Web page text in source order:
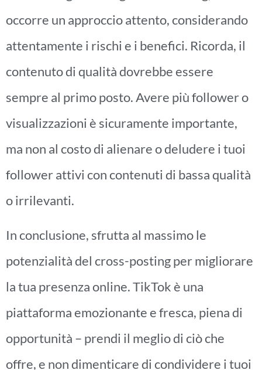
occorre un approccio attento, considerando
attentamente i rischi e i benefici. Ricorda, il
contenuto di qualità dovrebbe essere
sempre al primo posto. Avere più follower o
visualizzazioni è sicuramente importante,
ma non al costo di alienare o deludere i tuoi
follower attivi con contenuti di bassa qualità
o irrilevanti.
In conclusione, sfrutta al massimo le
potenzialità del cross-posting per migliorare
la tua presenza online. TikTok è una
piattaforma emozionante e fresca, piena di
opportunità – prendi il meglio di ciò che
offre, e non dimenticare di condividere i tuoi